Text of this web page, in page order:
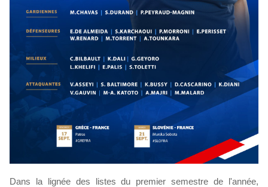
Dans la lignée des listes du premier semestre de l'année,